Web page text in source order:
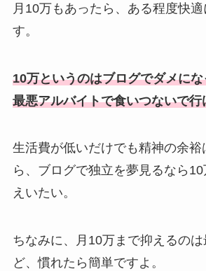
月10万もあったら、ある程度快
す。
10万というのはブログでダメに
最悪アルバイトで食いつないで
生活費が低いだけでも精神の余裕
ら、ブログで独立を夢見るなら
えいたい。
ちなみに、月10万まで抑えるの
ど、慣れたら簡単ですよ。